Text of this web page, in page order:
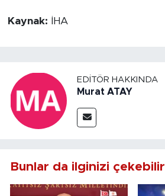
Kaynak: İHA
EDITÖR HAKKINDA
Murat ATAY
Bunlar da ilginizi çekebilir